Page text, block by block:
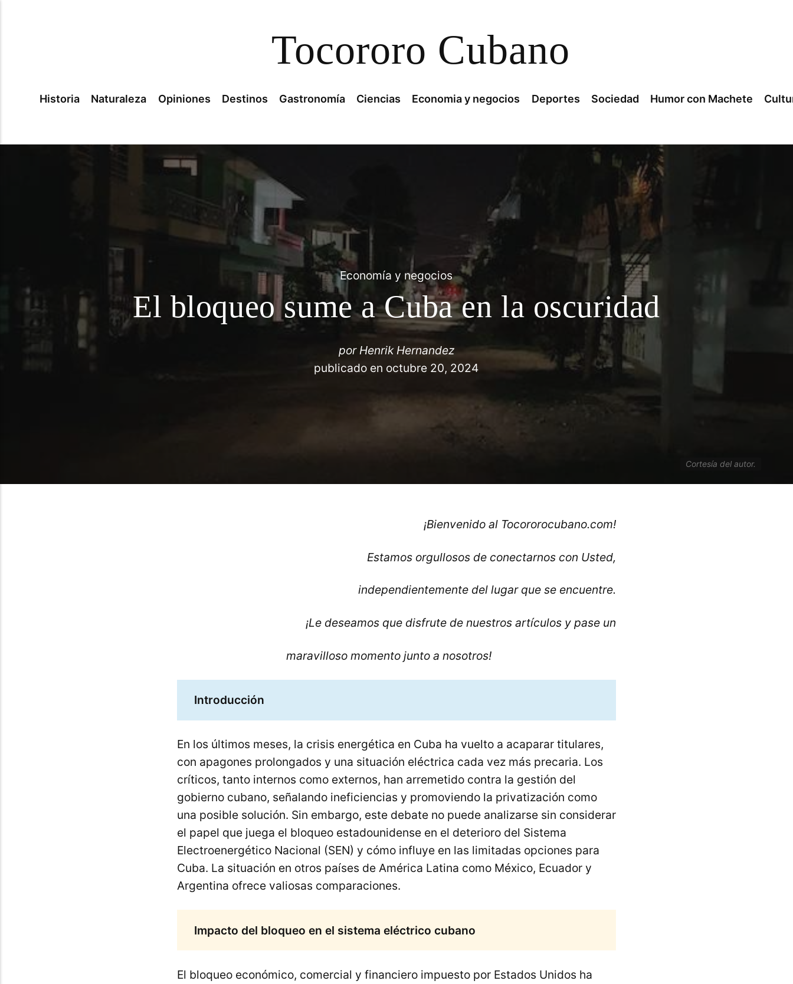
Tocororo Cubano
Historia Naturaleza Opiniones Destinos Gastronomía Ciencias Economia y negocios Deportes Sociedad Humor con Machete
Economía y negocios
El bloqueo sume a Cuba en la oscuridad
porHenrik Hernandez
publicado en octubre 20, 2024
Cortesía del autor.
¡Bienvenido al Tocororocubano.com!
Estamos orgullosos de conectarnos con Usted,
independientemente del lugar que se encuentre.
¡Le deseamos que disfrute de nuestros artículos y pase un
maravilloso momento junto a nosotros!
Introducción
En los últimos meses, la crisis energética en Cuba ha vuelto a acaparar titulares,
con apagones prolongados y una situación eléctrica cada vez más precaria. Los
críticos, tanto internos como externos, han arremetido contra la gestión del
gobierno cubano, señalando ineficiencias y promoviendo la privatización como
una posible solución. Sin embargo, este debate no puede analizarse sin considerar
el papel que juega el bloqueo estadounidense en el deterioro del Sistema
Electroenergético Nacional (SEN) y cómo influye en las limitadas opciones para
Cuba. La situación en otros países de América Latina como México, Ecuador y
Argentina ofrece valiosas comparaciones.
Impacto del bloqueo en el sistema eléctrico cubano
El bloqueo económico, comercial y financiero impuesto por Estados Unidos ha